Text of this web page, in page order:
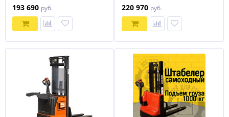
193 690 руб. 220 970 руб.